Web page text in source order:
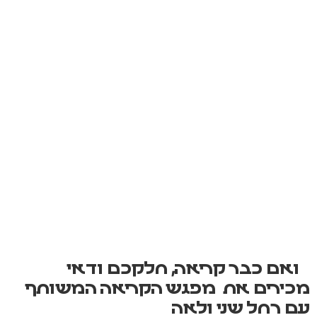
ואם כבר קריאה, חלקכם ודאי
מכירים את מפגש הקריאה המשותף
עם רחל שני ולאה